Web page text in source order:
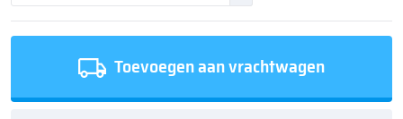
Toevoegen aan vrachtwagen